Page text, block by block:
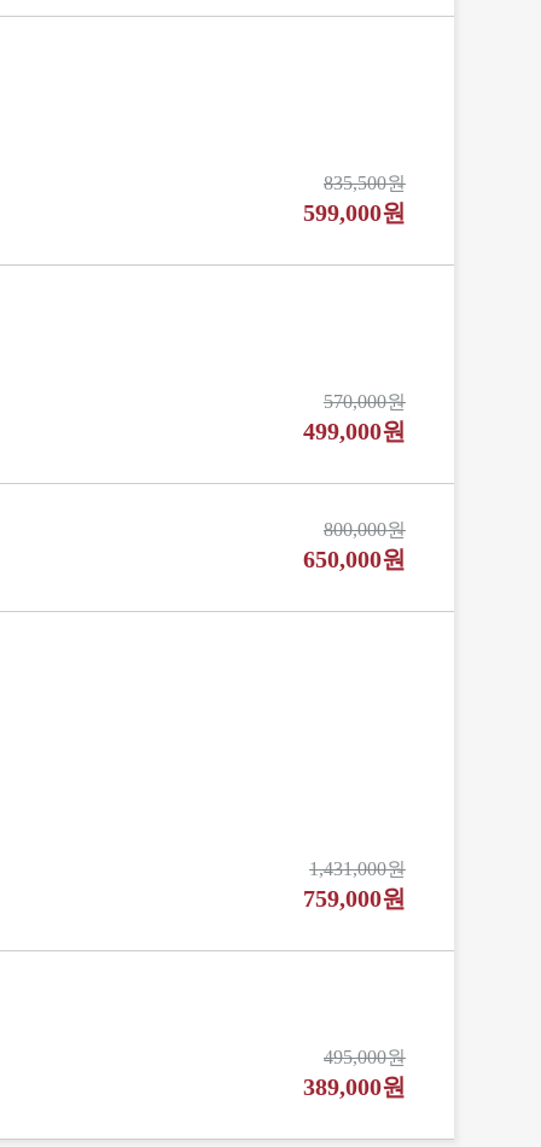
599,000원
835,500원
499,000원
570,000원
650,000원
800,000원
759,000원
1,431,000원
389,000원
495,000원